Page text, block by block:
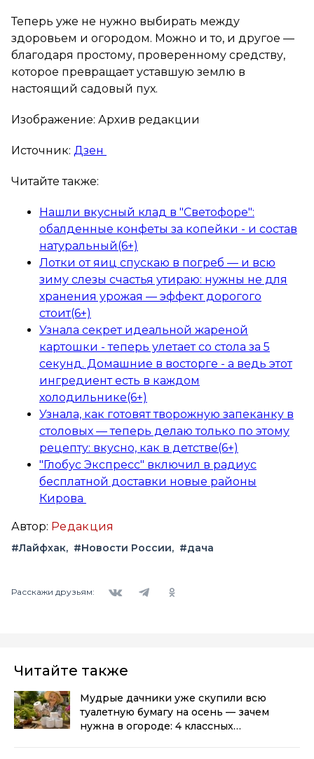
Теперь уже не нужно выбирать между
здоровьем и огородом. Можно и то, и другое —
благодаря простому, проверенному средству,
которое превращает уставшую землю в
настоящий садовый пух.
Изображение: Архив редакции
Источник: Дзен
Читайте также:
Нашли вкусный клад в "Светофоре":
обалденные конфеты за копейки - и состав
натуральный(6+)
Лотки от яиц спускаю в погреб — и всю
зиму слезы счастья утираю: нужны не для
хранения урожая — эффект дорогого
стоит(6+)
Узнала секрет идеальной жареной
картошки - теперь улетает со стола за 5
секунд. Домашние в восторге - а ведь этот
ингредиент есть в каждом
холодильнике(6+)
Узнала, как готовят творожную запеканку в
столовых — теперь делаю только по этому
рецепту: вкусно, как в детстве(6+)
"Глобус Экспресс" включил в радиус
бесплатной доставки новые районы
Кирова
Автор: Редакция
#Лайфхак #Новости России #дача
Расскажи друзьям:
Читайте также
Мудрые дачники уже скупили всю
туалетную бумагу на осень — зачем
нужна в огороде: 4 классных